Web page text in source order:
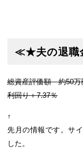
≪★夫の退職
総資産評価額 約50万
利回り＋7.37％
↑
先月の情報です。サ
した。